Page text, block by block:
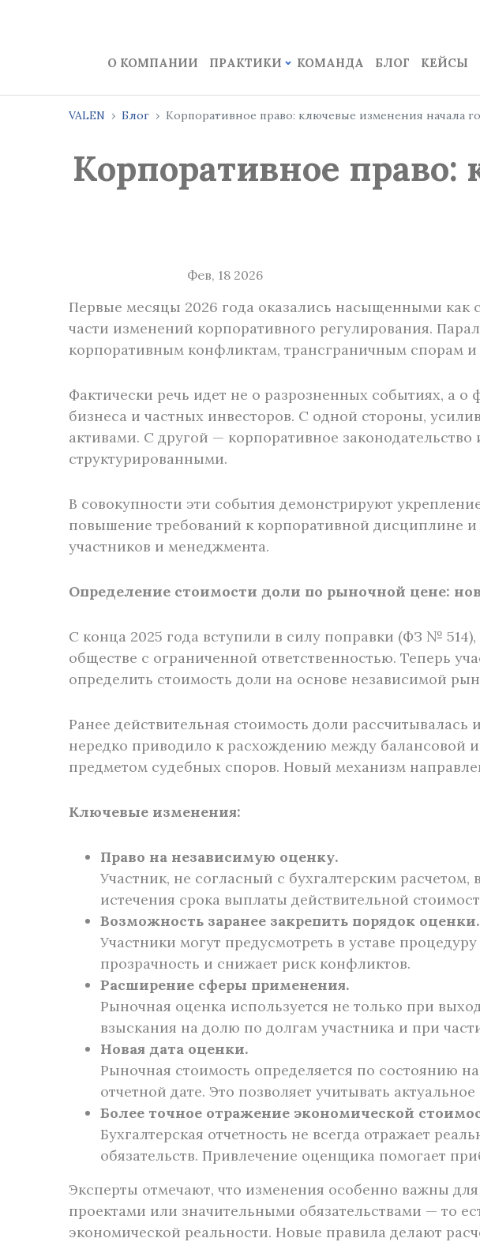
О КОМПАНИИ ПРАКТИКИ КОМАНДА БЛОГ КЕЙСЫ
VALEN Блог Корпоративное право: ключевые изменения начала
Корпоративное
Фев, 18 2026
Первые месяцы 2026 года оказались насыщенными как
части изменений корпоративного регулирования.
корпоративным конфликтам, трансграничным спорам
Фактически речь идет не о разрозненных событиях, а
бизнеса и частных инвесторов. С одной стороны,
активами. С другой — корпоративное
структурированными.
В совокупности эти события демонстрируют
повышение требований к корпоративной дисциплине
участников и менеджмента.
Определение стоимости доли по рыночной цене:
С конца 2025 года вступили в силу поправки (ФЗ №
обществе с ограниченной ответственностью. Теперь
определить стоимость доли на основе независимой
Ранее действительная стоимость доли
нередко приводило к расхождению между балансовой
предметом судебных споров. Новый механизм
Ключевые изменения:
Право на независимую оценку.
Участник, не согласный с бухгалтерским
истечения срока выплаты действительной
Возможность заранее закрепить порядок оценки.
Участники могут предусмотреть в уставе
прозрачность и снижает риск конфликтов.
Расширение сферы применения.
Рыночная оценка используется не только при
взыскания на долю по долгам участника и при
Новая дата оценки.
Рыночная стоимость определяется по состоянию
отчетной дате. Это позволяет учитывать
Более точное отражение экономической
Бухгалтерская отчетность не всегда отражает
обязательств. Привлечение оценщика помогает
Эксперты отмечают, что изменения особенно важны
проектами или значительными обязательствами — то
экономической реальности. Новые правила делают